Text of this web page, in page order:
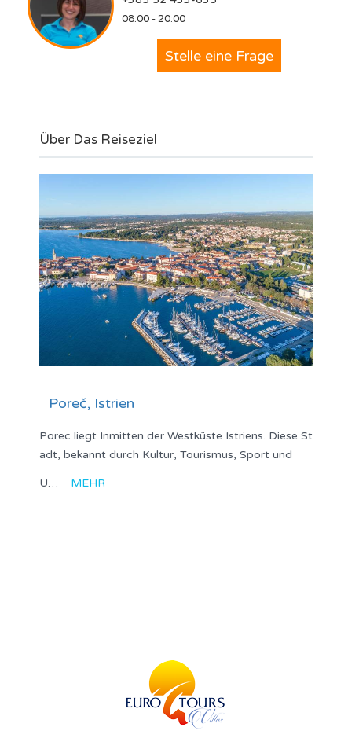
08:00 - 20:00
Stelle eine Frage
Über Das Reiseziel
Poreč, Istrien
Porec liegt Inmitten der Westküste Istriens. Diese St
adt, bekannt durch Kultur, Tourismus, Sport und
U… MEHR